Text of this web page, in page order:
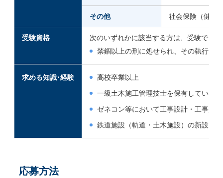
その他 社会保険（健康
受験資格
次のいずれかに該当する方は、受験でき
禁錮以上の刑に処せられ、その執行を
求める知識･経験
高校卒業以上
一級土木施工管理技士を保有している
ゼネコン等において工事設計・工事監
鉄道施設（軌道・土木施設）の新設・
応募方法